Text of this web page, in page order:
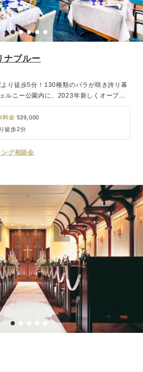
ナブルー
り徒歩5分！130種類のバラが咲き誇り幕
ルニー公園内に、2023年新しくオープン
ィイ マリナブルー」。お昼は海を、夜は
ションでシェフ自慢の絶品料理をご堪能あ
内での撮影も可能。東京湾の海風を感じな
ンと自慢のワインで、ハイセンスかつ非日
い。
料金 539,000
徒歩2分
グ相談会